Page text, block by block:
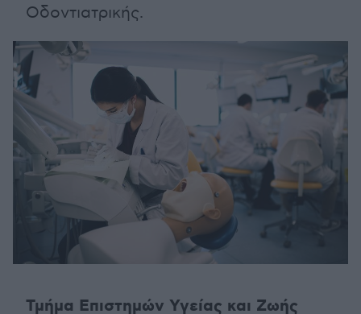
Οδοντιατρικής.
Τμήμα Επιστημών Υγείας και Ζωής